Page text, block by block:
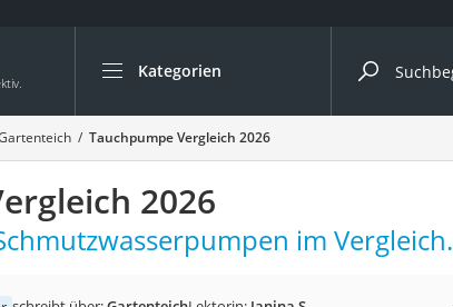
Kategorien
Die beliebtesten Vergleiche nach Kategorie
Baumarkt
Tresor feuerfest
Makita-Akku-Rasenmäher
Kappsäge
Smartes Türschloss
Akku-Rasentrimmer
Tauchpumpe Vergleich 2026
2026
im Vergleich.